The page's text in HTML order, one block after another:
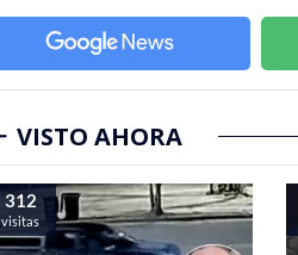
VISTO AHORA
312
visitas